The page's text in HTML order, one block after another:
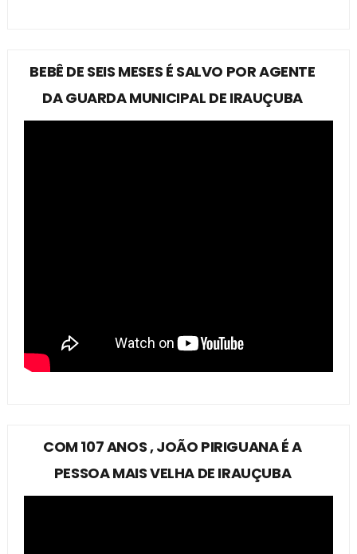
BEBÊ DE SEIS MESES É SALVO POR AGENTE
DA GUARDA MUNICIPAL DE IRAUÇUBA
COM 107 ANOS , JOÃO PIRIGUANA É A
PESSOA MAIS VELHA DE IRAUÇUBA